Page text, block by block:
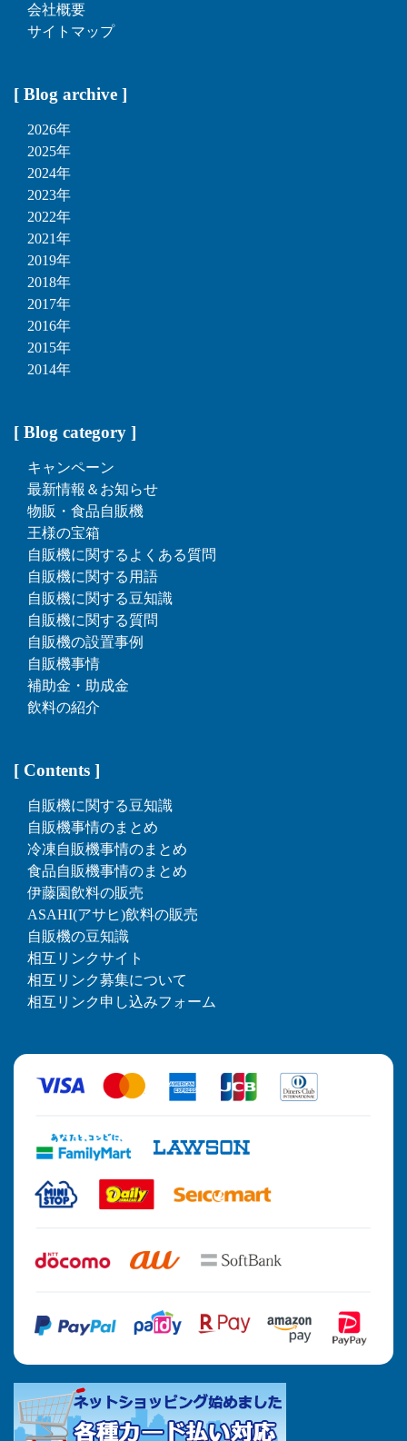
会社概要
サイトマップ
[ Blog archive ]
2026年
2025年
2024年
2023年
2022年
2021年
2019年
2018年
2017年
2016年
2015年
2014年
[ Blog category ]
キャンペーン
最新情報＆お知らせ
物販・食品自販機
王様の宝箱
自販機に関するよくある質問
自販機に関する用語
自販機に関する豆知識
自販機に関する質問
自販機の設置事例
自販機事情
補助金・助成金
飲料の紹介
[ Contents ]
自販機に関する豆知識
自販機事情のまとめ
冷凍自販機事情のまとめ
食品自販機事情のまとめ
伊藤園飲料の販売
ASAHI(アサヒ)飲料の販売
自販機の豆知識
相互リンクサイト
相互リンク募集について
相互リンク申し込みフォーム